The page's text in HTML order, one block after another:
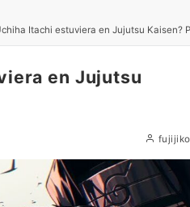
Itachi estuviera en Jujutsu Kaisen?
en Jujutsu